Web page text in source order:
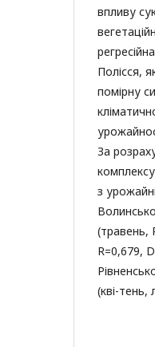
впливу
Полісся,
помірну
За
з
(травень,
R=0,679,
(кві-